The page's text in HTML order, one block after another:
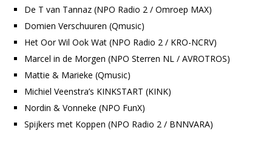
De T van Tannaz (NPO Radio 2 / Omroep MAX)
Domien Verschuuren (Qmusic)
Het Oor Wil Ook Wat (NPO Radio 2 / KRO-NCRV)
Marcel in de Morgen (NPO Sterren NL / AVROTROS)
Mattie & Marieke (Qmusic)
Michiel Veenstra’s KINKSTART (KINK)
Nordin & Vonneke (NPO FunX)
Spijkers met Koppen (NPO Radio 2 / BNNVARA)